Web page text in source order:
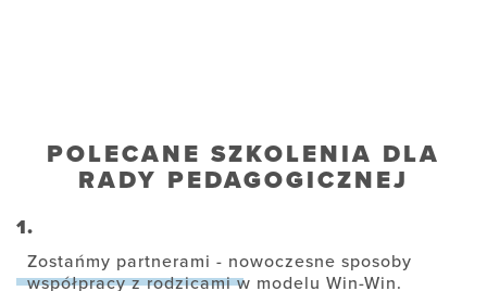
POLECANE SZKOLENIA DLA
RADY PEDAGOGICZNEJ
1.
Zostańmy partnerami - nowoczesne sposoby
współpracy z rodzicami w modelu Win-Win.